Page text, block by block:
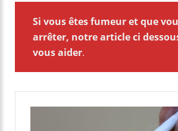
Si vous êtes fumeur et que
arrêter, notre article ci
vous aider.